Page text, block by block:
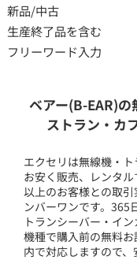
新品/中古
生産終了品を含む
フリーワード入力
ベアー(B-EAR)
ストラン・カ
エクセリは無線機・
お安く販売、レンタ
以上のお客様との取
ンバーワンです。365
トランシーバー・イ
機種で購入前の無料
内で対応しますので、